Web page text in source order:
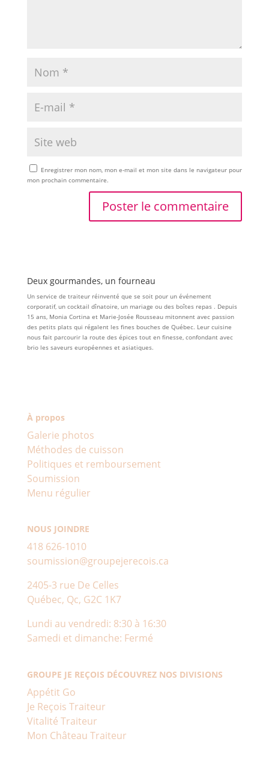
Enregistrer mon nom, mon e-mail et mon site dans le navigateur pour
mon prochain commentaire.
Deux gourmandes, un fourneau
Un service de traiteur réinventé que se soit pour un événement
corporatif, un cocktail dînatoire, un mariage ou des boîtes repas . Depuis
15 ans, Monia Cortina et Marie-Josée Rousseau mitonnent avec passion
des petits plats qui régalent les fines bouches de Québec. Leur cuisine
nous fait parcourir la route des épices tout en finesse, confondant avec
brio les saveurs européennes et asiatiques.
À propos
Galerie photos
Méthodes de cuisson
Politiques et remboursement
Soumission
Menu régulier
NOUS JOINDRE
418 626-1010
soumission@groupejerecois.ca
2405-3 rue De Celles
Québec, Qc, G2C 1K7
Lundi au vendredi: 8:30 à 16:30
Samedi et dimanche: Fermé
GROUPE JE REÇOIS DÉCOUVREZ NOS DIVISIONS
Appétit Go
Je Reçois Traiteur
Vitalité Traiteur
Mon Château Traiteur